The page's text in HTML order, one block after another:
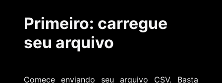
Primeiro: carregue
seu arquivo
Comece enviando seu arquivo CSV. Basta